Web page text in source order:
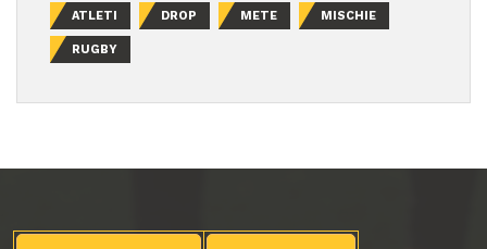
ATLETI DROP METE MISCHIE
RUGBY